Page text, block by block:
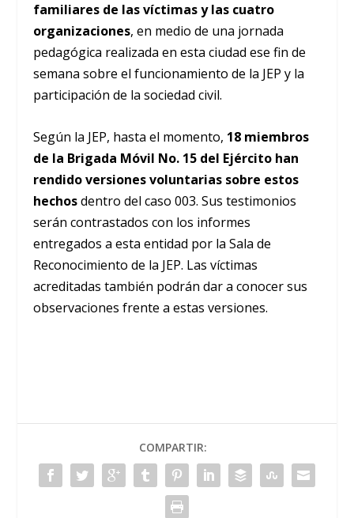
familiares de las víctimas y las cuatro
organizaciones, en medio de una jornada
pedagógica realizada en esta ciudad ese fin de
semana sobre el funcionamiento de la JEP y la
participación de la sociedad civil.
Según la JEP, hasta el momento, 18 miembros
de la Brigada Móvil No. 15 del Ejército han
rendido versiones voluntarias sobre estos
hechosdentro del caso 003. Sus testimonios
serán contrastados con los informes
entregados a esta entidad por la Sala de
Reconocimiento de la JEP. Las víctimas
acreditadas también podrán dar a conocer sus
observaciones frente a estas versiones.
COMPARTIR: